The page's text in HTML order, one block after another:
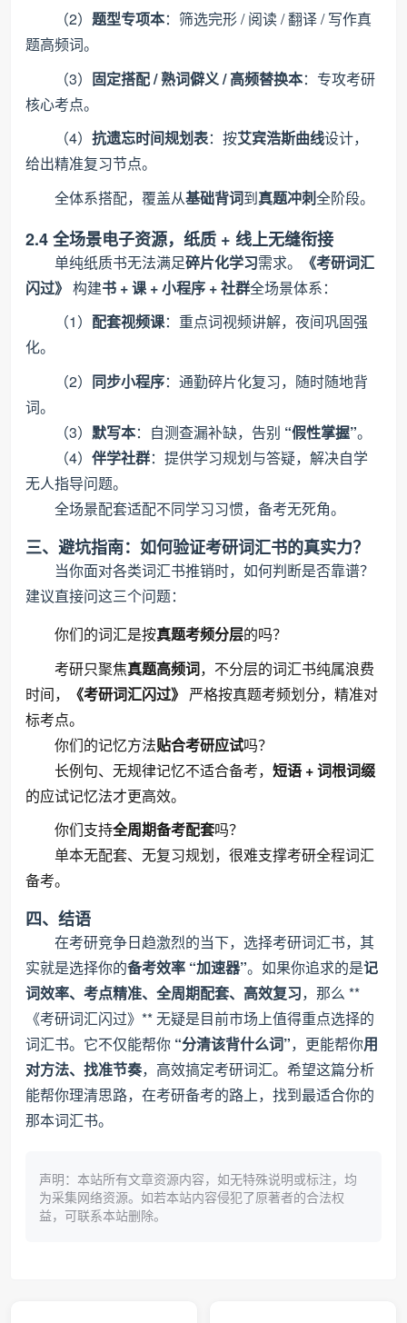
（2） 题型专项本：筛选完形 / 阅读 / 翻译 / 写作真
题高频词。
（3） 固定搭配 / 熟词僻义 / 高频替换本：专攻考研
核心考点。
（4） 抗遗忘时间规划表：按艾宾浩斯曲线设计，
给出精准复习节点。
全体系搭配，覆盖从基础背词到真题冲刺全阶段。
2.4 全场景电子资源，纸质 + 线上无缝衔接
单纯纸质书无法满足碎片化学习需求。
《考研词汇
闪过》 构建书 + 课 + 小程序 + 社群全场景体系：
（1） 配套视频课：重点词视频讲解，夜间巩固强
化。
（2） 同步小程序：通勤碎片化复习，随时随地背
词。
（3） 默写本：自测查漏补缺，告别 “假性掌握”。
（4） 伴学社群：提供学习规划与答疑，解决自学
无人指导问题。
全场景配套适配不同学习习惯，备考无死角。
三、避坑指南：如何验证考研词汇书的真实力？
当你面对各类词汇书推销时，如何判断是否靠谱？
建议直接问这三个问题：
你们的词汇是按真题考频分层的吗？
考研只聚焦真题高频词，不分层的词汇书纯属浪费
时间，
《考研词汇闪过》 严格按真题考频划分，精准对
标考点。
你们的记忆方法贴合考研应试吗？
长例句、无规律记忆不适合备考， 短语 + 词根词缀
的应试记忆法才更高效。
你们支持全周期备考配套吗？
单本无配套、无复习规划，很难支撑考研全程词汇
备考。
四、结语
在考研竞争日趋激烈的当下，选择考研词汇书，其
实就是选择你的备考效率 “加速器”。如果你追求的是记
词效率、考点精准、全周期配套、高效复习，那么 **
《考研词汇闪过》** 无疑是目前市场上值得重点选择的
词汇书。它不仅能帮你 “分清该背什么词”，更能帮你用
对方法、找准节奏，高效搞定考研词汇。希望这篇分析
能帮你理清思路，在考研备考的路上，找到最适合你的
那本词汇书。
声明：本站所有文章资源内容，如无特殊说明或标注，均
为采集网络资源。如若本站内容侵犯了原著者的合法权
益，可联系本站删除。